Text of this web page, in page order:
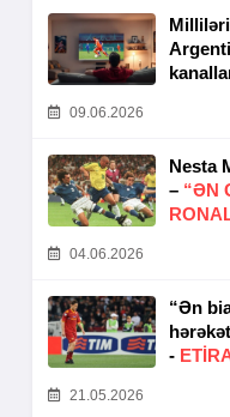
09.06.2026
Nesta
– “ƏN
04.06.2026
“Ən
-
21.05.2026